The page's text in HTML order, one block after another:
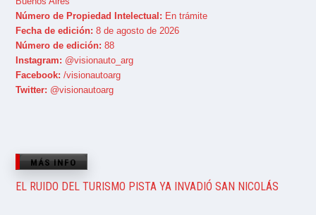
Número de Propiedad Intelectual: En trámite
Fecha de edición: 8 de agosto de 2026
Número de edición: 88
Instagram: @visionauto_arg
Facebook: /visionautoarg
Twitter: @visionautoarg
MÁS INFO
EL RUIDO DEL TURISMO PISTA YA INVADIÓ SAN NICOLÁS